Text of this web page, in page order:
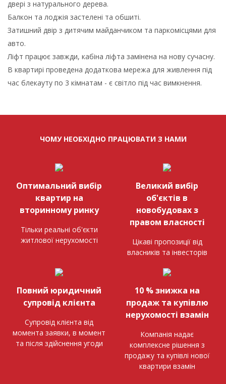
двері з натурального дерева.
Балкон та лоджія застелені та обшиті.
Затишний двір з дитячим майданчиком та паркомісцями для
авто.
Ліфт працює завжди, кабіна ліфта замінена на нову сучасну.
В квартирі проведена додаткова мережа для живлення під
час блекауту по 3 кімнатам - є світло під час вимкнення.
ЧОМУ НЕОБХІДНО ПРАЦЮВАТИ З НАМИ
Оптимальний вибір
квартир на
вторинному ринку
Тільки реальні об'єкти
житлової нерухомості
Великий вибір
об'єктів в
новобудовах з
правом власності
Цікаві пропозиції від
власників та інвесторів
Повний юридичний
супровід клієнта
Супровід клієнта від
момента заявки, в момент
та після здійснення угоди
10 % знижка на
продаж та купівлю
нерухомості взамін
Компанія надає
комплексне рішення з
продажу та купівлі нової
квартири взамін